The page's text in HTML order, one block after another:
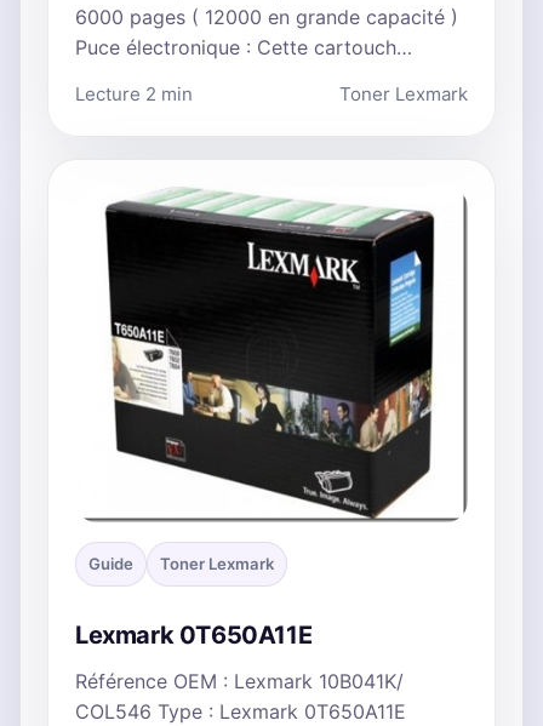
6000 pages ( 12000 en grande capacité )
Puce électronique : Cette cartouch…
Lecture 2 min Toner Lexmark
Guide Toner Lexmark
Lexmark 0T650A11E
Référence OEM : Lexmark 10B041K/
COL546 Type : Lexmark 0T650A11E